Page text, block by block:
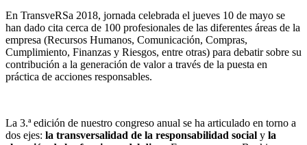
En TransveRSa 2018, jornada celebrada el jueves 10 de mayo se
han dado cita cerca de 100 profesionales de las diferentes áreas de la
empresa (Recursos Humanos, Comunicación, Compras,
Cumplimiento, Finanzas y Riesgos, entre otras) para debatir sobre su
contribución a la generación de valor a través de la puesta en
práctica de acciones responsables.
La 3.ª edición de nuestro congreso anual se ha articulado en torno a
dos ejes: la transversalidad de la responsabilidad social y la